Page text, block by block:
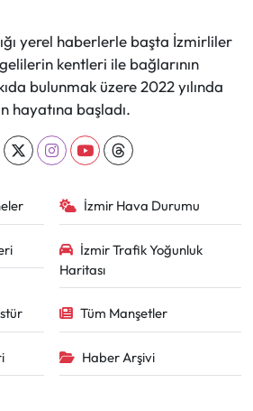
yerel haberlerle başta İzmirliler
kentleri ile bağlarının
bulunmak üzere 2022 yılında
hayatına başladı.
İzmir Hava Durumu
İzmir Trafik Yoğunluk
Haritası
Tüm Manşetler
Haber Arşivi